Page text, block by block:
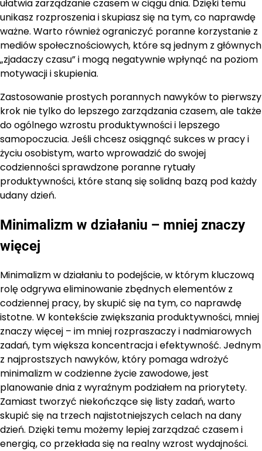
ułatwia zarządzanie czasem w ciągu dnia. Dzięki temu
unikasz rozproszenia i skupiasz się na tym, co naprawdę
ważne. Warto również ograniczyć poranne korzystanie z
mediów społecznościowych, które są jednym z głównych
„zjadaczy czasu” i mogą negatywnie wpłynąć na poziom
motywacji i skupienia.
Zastosowanie prostych porannych nawyków to pierwszy
krok nie tylko do lepszego zarządzania czasem, ale także
do ogólnego wzrostu produktywności i lepszego
samopoczucia. Jeśli chcesz osiągnąć sukces w pracy i
życiu osobistym, warto wprowadzić do swojej
codzienności sprawdzone poranne rytuały
produktywności, które staną się solidną bazą pod każdy
udany dzień.
Minimalizm w działaniu – mniej znaczy
więcej
Minimalizm w działaniu to podejście, w którym kluczową
rolę odgrywa eliminowanie zbędnych elementów z
codziennej pracy, by skupić się na tym, co naprawdę
istotne. W kontekście zwiększania produktywności, mniej
znaczy więcej – im mniej rozpraszaczy i nadmiarowych
zadań, tym większa koncentracja i efektywność. Jednym
z najprostszych nawyków, który pomaga wdrożyć
minimalizm w codzienne życie zawodowe, jest
planowanie dnia z wyraźnym podziałem na priorytety.
Zamiast tworzyć niekończące się listy zadań, warto
skupić się na trzech najistotniejszych celach na dany
dzień. Dzięki temu możemy lepiej zarządzać czasem i
energią, co przekłada się na realny wzrost wydajności.